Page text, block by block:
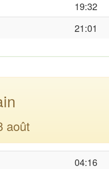
19:32
21:01
août
04:16